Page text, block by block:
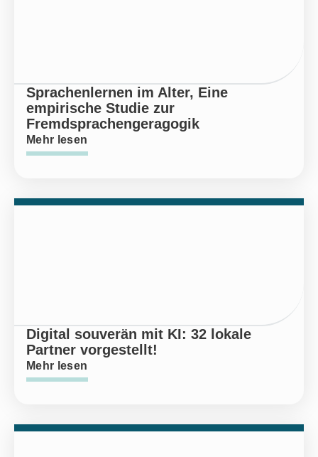
Sprachenlernen im Alter, Eine
empirische Studie zur
Fremdsprachengeragogik
Mehr lesen
Digital souverän mit KI: 32 lokale
Partner vorgestellt!
Mehr lesen